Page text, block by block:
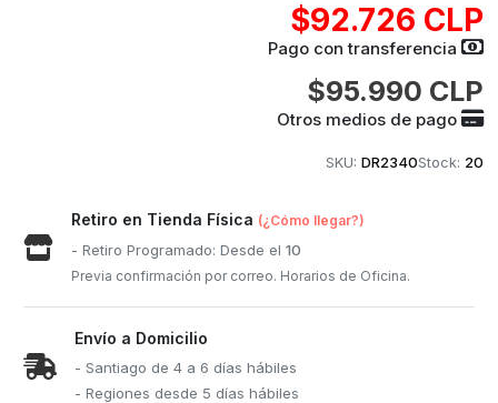
$92.726 CLP
Pago con transferencia
$95.990 CLP
Otros medios de pago
SKU: DR2340Stock: 20
Retiro en Tienda Física (¿Cómo llegar?)
- Retiro Programado: Desde el10
Previa confirmación por correo. Horarios de Oficina.
Envío a Domicilio
- Santiago de 4 a 6 días hábiles
- Regiones desde 5 días hábiles